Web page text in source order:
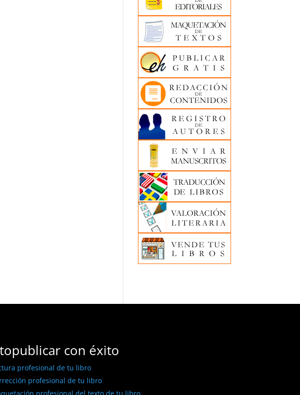
con éxito
profesional de tu libro
profesional de tu libro